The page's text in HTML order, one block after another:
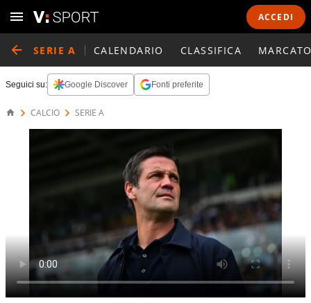
ACCEDI
SERIE A CALENDARIO CLASSIFICA
Seguici su: Google Discover Fonti preferite
CALCIO SERIE A